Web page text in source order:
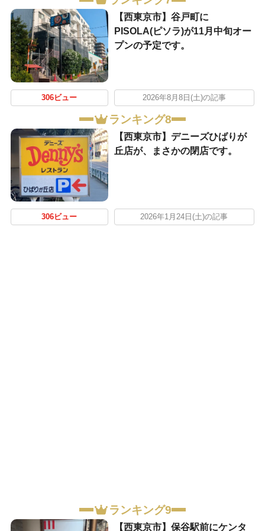
【西東京市】谷戸町に
PISOLA(ピソラ)が11月中旬オー
プンの予定です。
306ビュー 2026年8月8日(土)の記事
ランキング8
【西東京市】デニーズひばりが
丘店が、まさかの閉店です。
306ビュー 2026年1月24日(土)の記事
ランキング9
【西東京市】保谷駅前にケンタ